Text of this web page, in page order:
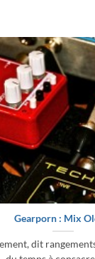
Gearporn : Mix
dit